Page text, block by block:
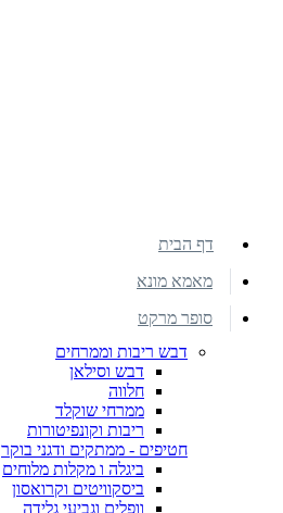
דף הבית
מאמא מונא
סופר מרקט
דבש ריבות וממרחים
דבש וסילאן
חלווה
ממרחי שוקלד
ריבות וקונפיטורות
חטיפים - ממתקים ודגני בוקר
ביגלה ו מקלות מלוחים
ביסקוויטים וקרואסון
וופלים וגביעי גלידה